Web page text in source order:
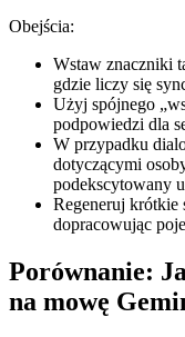
Obejścia:
Wstaw znaczniki
gdzie liczy się
Użyj spójnego
podpowiedzi dla
W przypadku
dotyczącymi
podekscytowany
Regeneruj krótkie
dopracowując
Porównanie:
na mowę